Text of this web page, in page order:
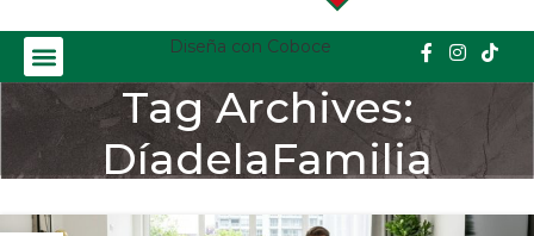
Diseña con Coboce
Tag Archives:
DíadelaFamilia